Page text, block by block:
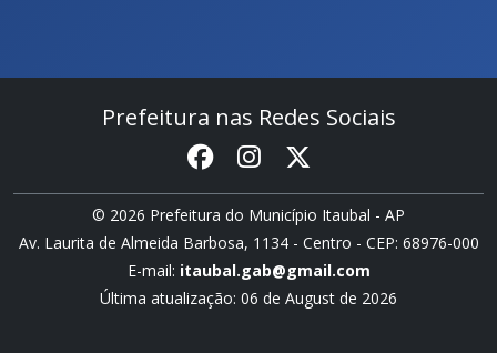
Prefeitura nas Redes Sociais
© 2026 Prefeitura do Município Itaubal - AP
Av. Laurita de Almeida Barbosa, 1134 - Centro - CEP: 68976-000
E-mail: itaubal.gab@gmail.com
Última atualização: 06 de August de 2026